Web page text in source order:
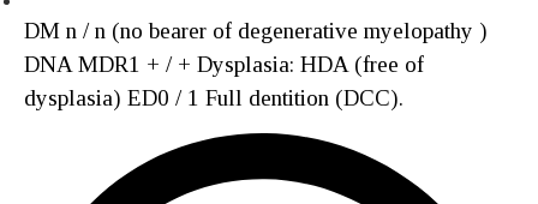
DM n / n (no bearer of degenerative myelopathy )
DNA MDR1 + / + Dysplasia: HDA (free of
dysplasia) ED0 / 1 Full dentition (DCC).